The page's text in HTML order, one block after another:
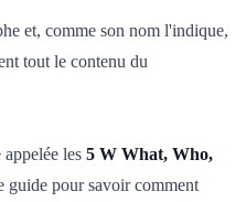
et, comme son nom l'indique,
tout le contenu du
les 5 W What, Who,
guide pour savoir comment